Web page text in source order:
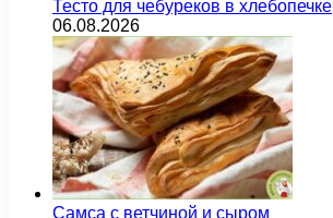
Тесто для чебуреков в хлебопечке
06.08.2026
Самса с ветчиной и сыром